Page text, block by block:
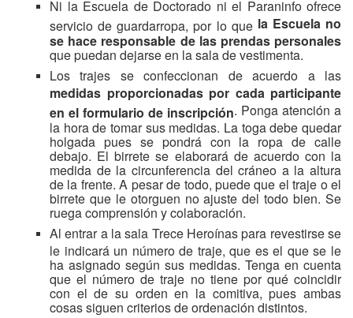
Ni la Escuela de Doctorado ni el Paraninfo ofrece
servicio de guardarropa, por lo quela Escuela no
se hace responsable de las prendas personales
que puedan dejarse en la sala de vestimenta.
Los trajes se confeccionan de acuerdo a las
medidas proporcionadas por cada participante
en el formulario de inscripción. Ponga atención a
la hora de tomar sus medidas. La toga debe quedar
holgada pues se pondrá con la ropa de calle
debajo. El birrete se elaborará de acuerdo con la
medida de la circunferencia del cráneo a la altura
de la frente. A pesar de todo, puede que el traje o el
birrete que le otorguen no ajuste del todo bien. Se
ruega comprensión y colaboración.
Al entrar a la sala Trece Heroínas para revestirse se
le indicará un número de traje, que es el que se le
ha asignado según sus medidas. Tenga en cuenta
que el número de traje no tiene por qué coincidir
con el de su orden en la comitiva, pues ambas
cosas siguen criterios de ordenación distintos.